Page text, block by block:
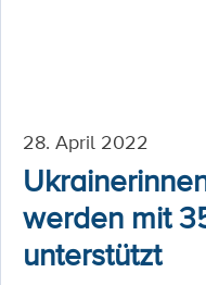
28. April 2022
werden mit
unterstützt